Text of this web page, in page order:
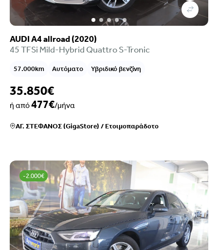
AUDI A4 allroad (2020)
45 TFSi Mild-Hybrid Quattro S-Tronic
57.000km Αυτόματο Υβριδικό βενζίνη
35.850€
ή από477€/μήνα
ΑΓ. ΣΤΕΦΑΝΟΣ (GigaStore) /Ετοιμοπαράδοτο
-2.000€